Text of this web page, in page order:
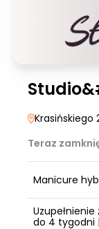
Krasińskiego
Teraz
Manicure
do 4 tygodni |